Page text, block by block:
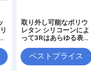
取り外し可能なポリウ
レタン シリコーンによ
って3Rはあらゆる表面
プ0.5mmがゼリー状に
なる
ベストプライス